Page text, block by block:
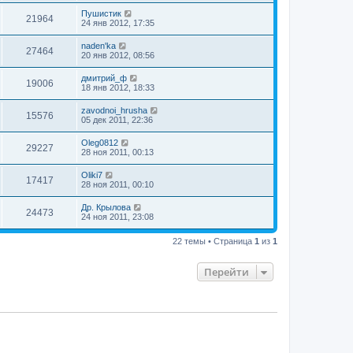
21964
Пушистик
24 янв 2012, 17:35
27464
naden'ka
20 янв 2012, 08:56
19006
дмитрий_ф
18 янв 2012, 18:33
15576
zavodnoi_hrusha
05 дек 2011, 22:36
29227
Oleg0812
28 ноя 2011, 00:13
17417
Oliki7
28 ноя 2011, 00:10
24473
Др. Крылова
24 ноя 2011, 23:08
22 темы • Страница 1 из 1
Перейти